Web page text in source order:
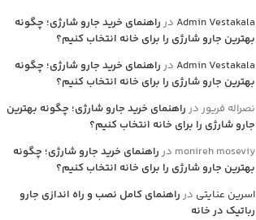
Admin Vestakala در راهنمای خرید جارو شارژی؛ چگونه
بهترین جارو شارژی را برای خانه انتخاب کنیم؟
Admin Vestakala در راهنمای خرید جارو شارژی؛ چگونه
بهترین جارو شارژی را برای خانه انتخاب کنیم؟
نصراله فریور در راهنمای خرید جارو شارژی؛ چگونه بهترین
جارو شارژی را برای خانه انتخاب کنیم؟
monireh moseviy در راهنمای خرید جارو شارژی؛ چگونه
بهترین جارو شارژی را برای خانه انتخاب کنیم؟
اسرین عنایتی در راهنمای کامل نصب و راه اندازی جارو
رباتیک در خانه